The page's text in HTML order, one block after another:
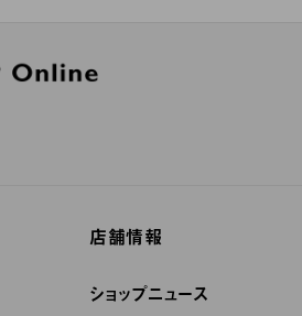
店舗情報
ショップニュース